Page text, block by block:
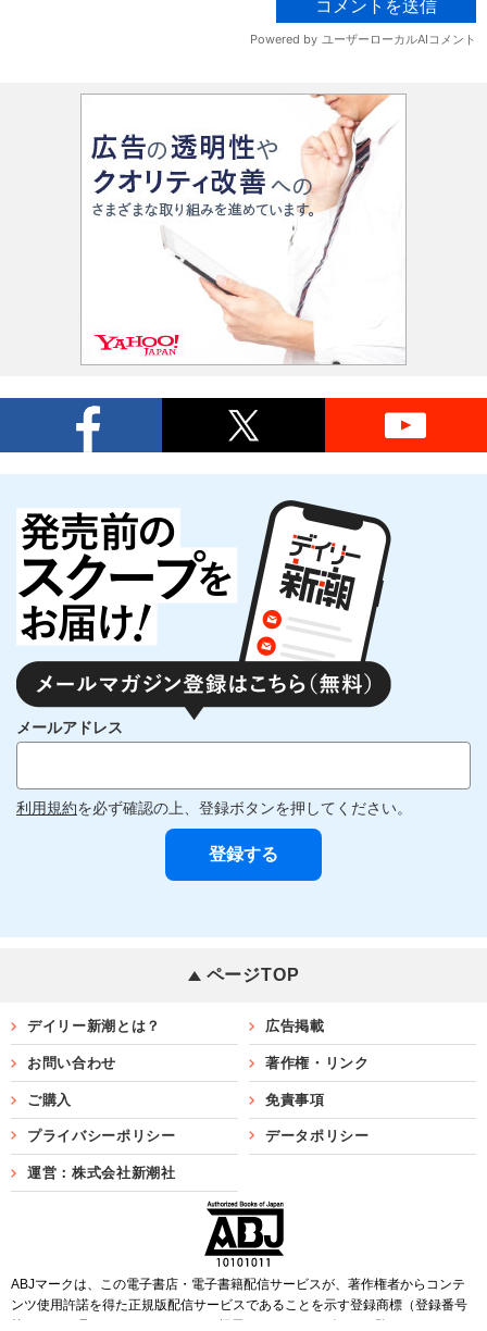
メールアドレス
利用規約を必ず確認の上、登録ボタンを押してください。
ページTOP
デイリー新潮とは？ 広告掲載
お問い合わせ 著作権・リンク
ご購入 免責事項
プライバシーポリシー データポリシー
運営：株式会社新潮社
ABJマークは、この電子書店・電子書籍配信サービスが、著作権者からコンテ
ンツ使用許諾を得た正規版配信サービスであることを示す登録商標（登録番号